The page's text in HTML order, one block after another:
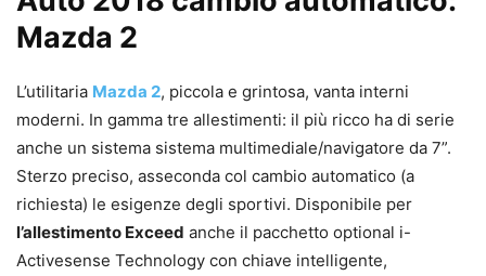
Mazda 2
L’utilitaria Mazda 2, piccola e grintosa, vanta interni
moderni. In gamma tre allestimenti: il più ricco ha di serie
anche un sistema sistema multimediale/navigatore da 7”.
Sterzo preciso, asseconda col cambio automatico (a
richiesta) le esigenze degli sportivi. Disponibile per
l’allestimento Exceed anche il pacchetto optional i-
Activesense Technology con chiave intelligente,